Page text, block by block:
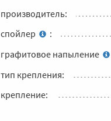
производитель:
спойлер
:
графитовое напыление
тип крепления:
крепление: